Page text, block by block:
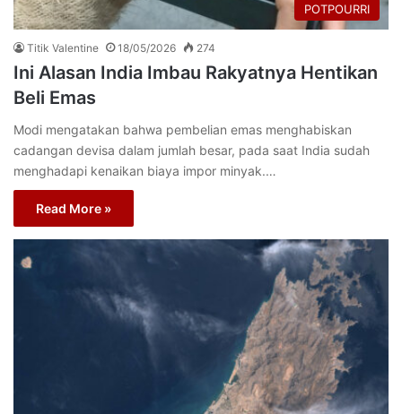
POTPOURRI
Titik Valentine 18/05/2026 274
Ini Alasan India Imbau Rakyatnya Hentikan
Beli Emas
Modi mengatakan bahwa pembelian emas menghabiskan
cadangan devisa dalam jumlah besar, pada saat India sudah
menghadapi kenaikan biaya impor minyak.…
Read More »